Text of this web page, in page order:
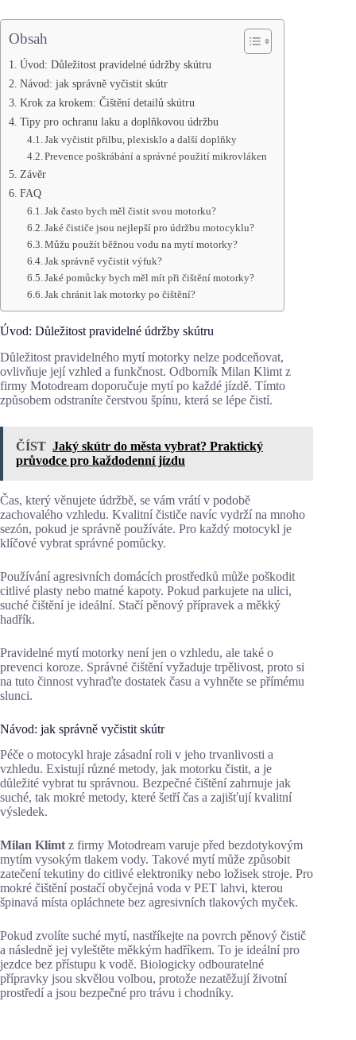
Obsah
Úvod: Důležitost pravidelné údržby skútru
Návod: jak správně vyčistit skútr
Krok za krokem: Čištění detailů skútru
Tipy pro ochranu laku a doplňkovou údržbu
Jak vyčistit přilbu, plexisklo a další doplňky
Prevence poškrábání a správné použití mikrovláken
Závěr
FAQ
Jak často bych měl čistit svou motorku?
Jaké čističe jsou nejlepší pro údržbu motocyklu?
Můžu použít běžnou vodu na mytí motorky?
Jak správně vyčistit výfuk?
Jaké pomůcky bych měl mít při čištění motorky?
Jak chránit lak motorky po čištění?
Úvod: Důležitost pravidelné údržby skútru
Důležitost pravidelného mytí motorky nelze podceňovat,
ovlivňuje její vzhled a funkčnost. Odborník Milan Klimt z
firmy Motodream doporučuje mytí po každé jízdě. Tímto
způsobem odstraníte čerstvou špínu, která se lépe čistí.
ČÍST Jaký skútr do města vybrat? Praktický
průvodce pro každodenní jízdu
Čas, který věnujete údržbě, se vám vrátí v podobě
zachovalého vzhledu. Kvalitní čističe navíc vydrží na mnoho
sezón, pokud je správně používáte. Pro každý motocykl je
klíčové vybrat správné pomůcky.
Používání agresivních domácích prostředků může poškodit
citlivé plasty nebo matné kapoty. Pokud parkujete na ulici,
suché čištění je ideální. Stačí pěnový přípravek a měkký
hadřík.
Pravidelné mytí motorky není jen o vzhledu, ale také o
prevenci koroze. Správné čištění vyžaduje trpělivost, proto si
na tuto činnost vyhraďte dostatek času a vyhněte se přímému
slunci.
Návod: jak správně vyčistit skútr
Péče o motocykl hraje zásadní roli v jeho trvanlivosti a
vzhledu. Existují různé metody, jak motorku čistit, a je
důležité vybrat tu správnou. Bezpečné čištění zahrnuje jak
suché, tak mokré metody, které šetří čas a zajišťují kvalitní
výsledek.
Milan Klimtz firmy Motodream varuje před bezdotykovým
mytím vysokým tlakem vody. Takové mytí může způsobit
zatečení tekutiny do citlivé elektroniky nebo ložisek stroje. Pro
mokré čištění postačí obyčejná voda v PET lahvi, kterou
špinavá místa opláchnete bez agresivních tlakových myček.
Pokud zvolíte suché mytí, nastříkejte na povrch pěnový čistič
a následně jej vyleštěte měkkým hadříkem. To je ideální pro
jezdce bez přístupu k vodě. Biologicky odbouratelné
přípravky jsou skvělou volbou, protože nezatěžují životní
prostředí a jsou bezpečné pro trávu i chodníky.